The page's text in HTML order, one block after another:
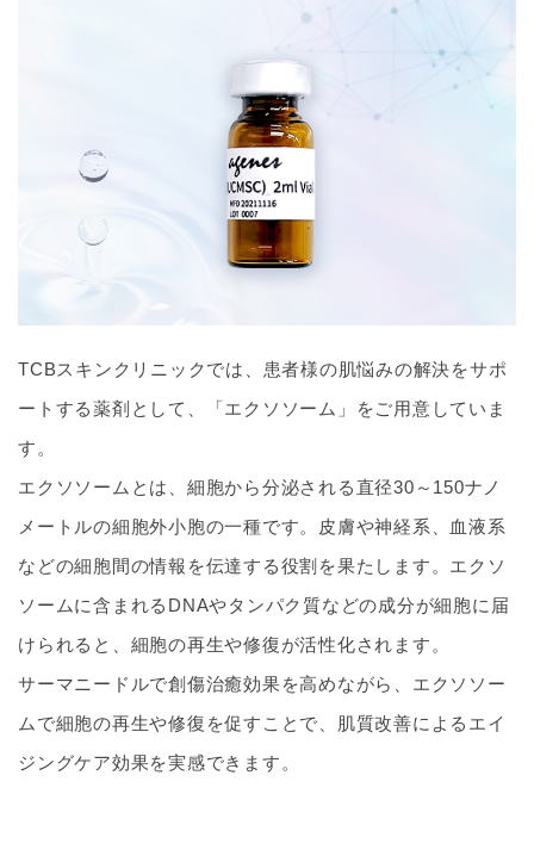
TCBスキンクリニックでは、患者様の肌悩みの解決をサポ
ートする薬剤として、「エクソソーム」をご用意していま
す。
エクソソームとは、細胞から分泌される直径30～150ナノ
メートルの細胞外小胞の一種です。皮膚や神経系、血液系
などの細胞間の情報を伝達する役割を果たします。エクソ
ソームに含まれるDNAやタンパク質などの成分が細胞に届
けられると、細胞の再生や修復が活性化されます。
サーマニードルで創傷治癒効果を高めながら、エクソソー
ムで細胞の再生や修復を促すことで、肌質改善によるエイ
ジングケア効果を実感できます。